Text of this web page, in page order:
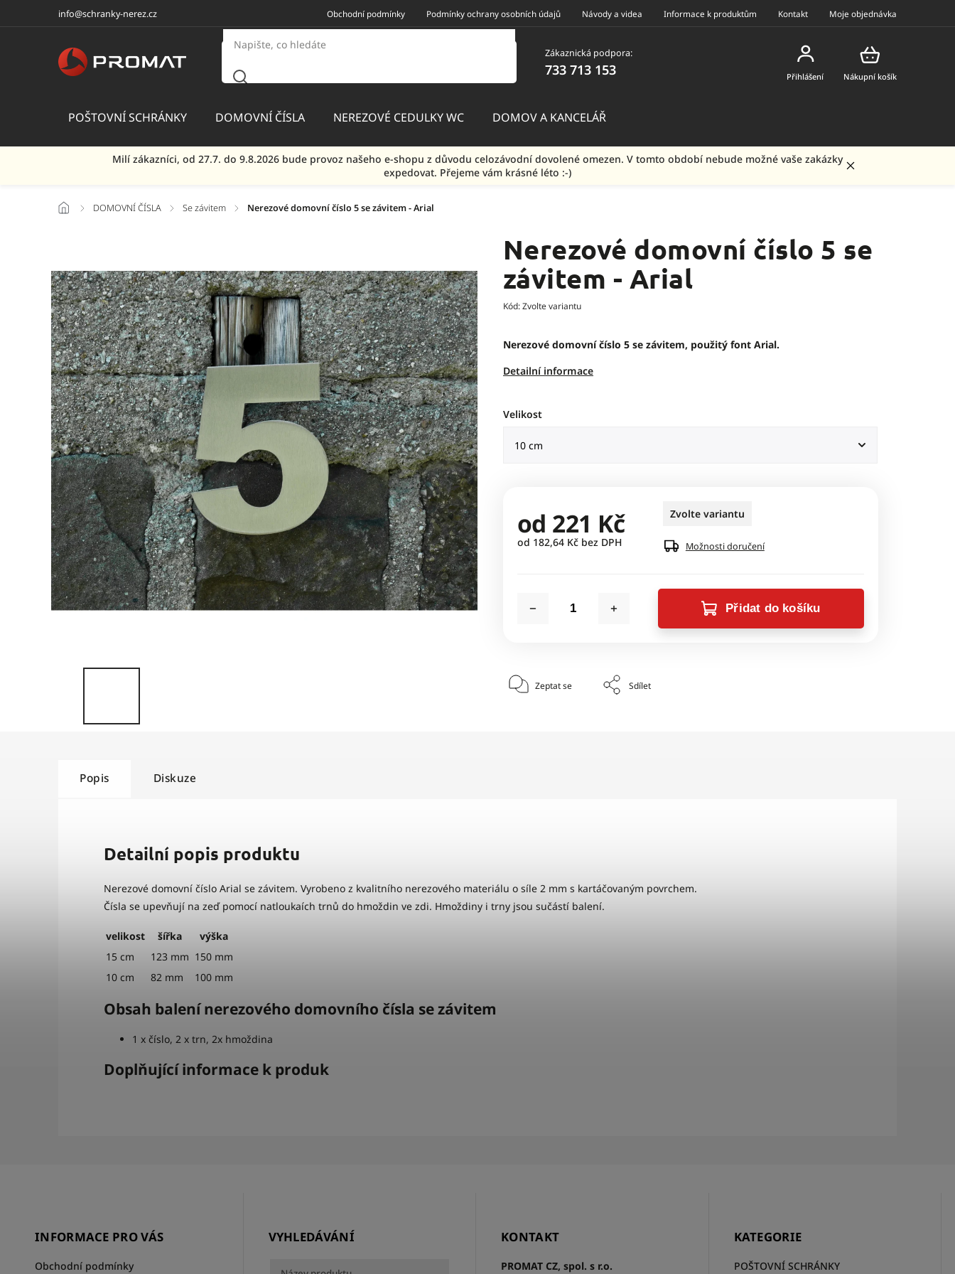
info@schranky-nerez.cz Obchodní podmínky Podmínky ochrany osobních údajů Návody a videa Informace k produktům Kontakt Moje objednávka
Zákaznická podpora:
733 713 153 Nákupní košík
Přihlášení
POŠTOVNÍ SCHRÁNKY DOMOVNÍ ČÍSLA NEREZOVÉ CEDULKY WC DOMOV A KANCELÁŘ
Milí zákazníci, od 27.7. do 9.8.2026 bude provoz našeho e-shopu z důvodu celozávodní dovolené omezen. V tomto období nebude možné vaše zakázky
expedovat. Přejeme vám krásné léto :-)
/ DOMOVNÍ ČÍSLA / Se závitem / Nerezové domovní číslo 5 se závitem - Arial
Nerezové domovní číslo 5 se
závitem - Arial
Kód:Zvolte variantu
Nerezové domovní číslo 5 se závitem, použitý font Arial.
Detailní informace
Velikost
od 221 Kč
od 182,64 Kčbez DPH
Zvolte variantu
Možnosti doručení
Přidat do košíku
Zeptat se Sdílet
Popis Diskuze
Detailní popis produktu
Nerezové domovní číslo Arial se závitem. Vyrobeno z kvalitního nerezového materiálu o síle 2 mm s kartáčovaným povrchem.
Čísla se upevňují na zeď pomocí natloukaích trnů do hmoždin ve zdi. Hmoždiny i trny jsou sučástí balení.
velikost šířka
výška
15 cm
123 mm 150 mm
10 cm
82 mm 100 mm
Obsah balení nerezového domovního čísla se závitem
1 x číslo, 2 x trn, 2x hmoždina
Doplňující informace k produk
INFORMACE PRO VÁS
Obchodní podmínky
VYHLEDÁVÁNÍ KONTAKT
PROMAT CZ, spol. s r.o.
KATEGORIE
POŠTOVNÍ SCHRÁNKY